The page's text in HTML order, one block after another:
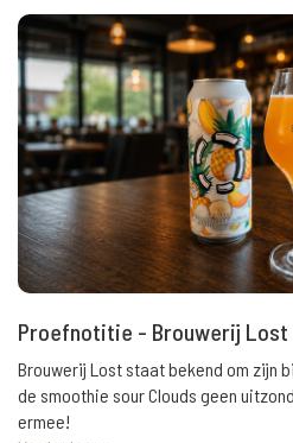
Proefnotitie - Brouwerij Lost
Brouwerij Lost staat bekend om zijn
de smoothie sour Clouds geen
ermee!